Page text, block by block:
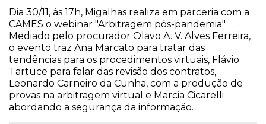
Dia 30/11, às 17h, Migalhas realiza em parceria com a
CAMES o webinar "Arbitragem pós-pandemia".
Mediado pelo procurador Olavo A. V. Alves Ferreira,
o evento traz Ana Marcato para tratar das
tendências para os procedimentos virtuais, Flávio
Tartuce para falar das revisão dos contratos,
Leonardo Carneiro da Cunha, com a produção de
provas na arbitragem virtual e Marcia Cicarelli
abordando a segurança da informação.